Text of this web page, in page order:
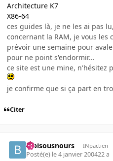
Architecture K7
X86-64
ces guides là, je ne les ai pas
concernant la RAM, je vous les
prévoir une semaine pour
pour ne point s'endormir...
ce site est une mine, n'hésitez
je confirme que si ça part en
Citer
bibisousnours INpactien
Posté(e) le 4 janvier 200422 a